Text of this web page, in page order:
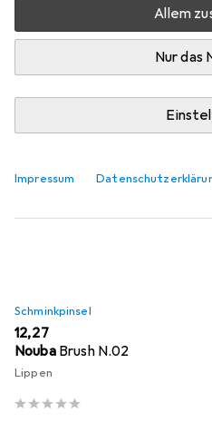
Allem
Nur das
Impressum
CosmeticFantasia
Schminkpinsel
EUR
12,27
Nouba Brush N.02
Lippen